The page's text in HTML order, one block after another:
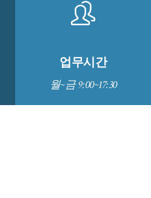
업무시간
월~금 9:00~17:30